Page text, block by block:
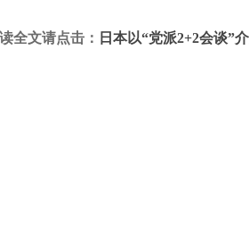
全文请点击： 日本以“党派2+2会谈”